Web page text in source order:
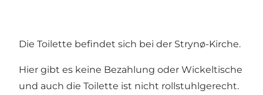
Die Toilette befindet sich bei der Strynø-Kirche.
Hier gibt es keine Bezahlung oder Wickeltische
und auch die Toilette ist nicht rollstuhlgerecht.